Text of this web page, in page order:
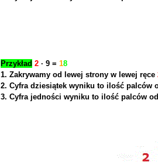
Przykład 2 ∙ 9 = 18
1. Zakrywamy od lewej strony w lewej ręce
2. Cyfra dziesiątek wyniku to ilość palców
3. Cyfra jedności wyniku to ilość palców